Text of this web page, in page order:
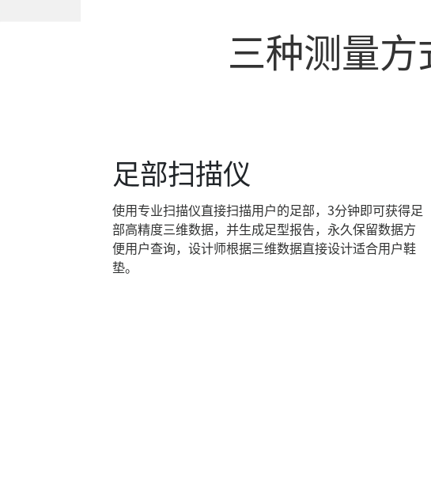
三种测量
足部扫描仪
使用专业扫描仪直接扫描用户的足部，3分钟即可获得足
部高精度三维数据，并生成足型报告，永久保留数据方
便用户查询，设计师根据三维数据直接设计适合用户鞋
垫。